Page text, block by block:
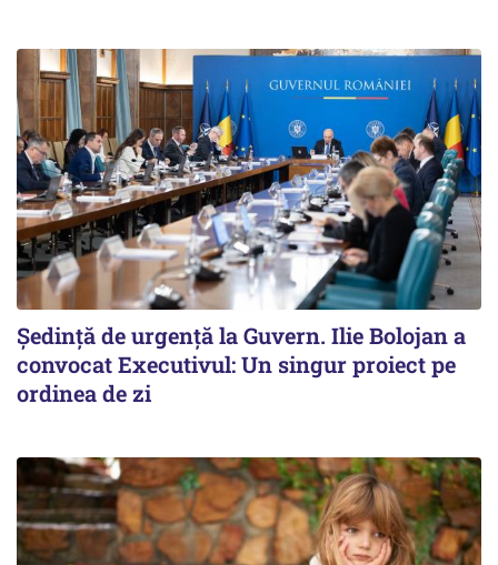
Ședință de urgență la Guvern. Ilie Bolojan a
convocat Executivul: Un singur proiect pe
ordinea de zi